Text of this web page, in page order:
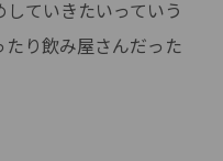
ていきたいっていう
たり飲み屋さんだった